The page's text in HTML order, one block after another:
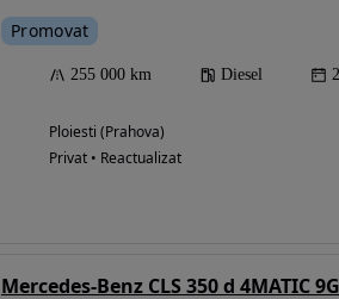
Promovat
255 000 km Diesel
Ploiesti (Prahova)
Privat • Reactualizat
Mercedes-Benz CLS 350 d 4MATIC